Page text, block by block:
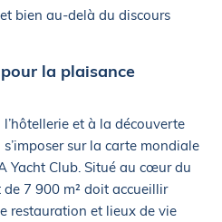
bien au-delà du discours
la plaisance
et à la découverte
sur la carte mondiale
Yacht Club. Situé au cœur du
7 900 m² doit accueillir
restauration et lieux de vie